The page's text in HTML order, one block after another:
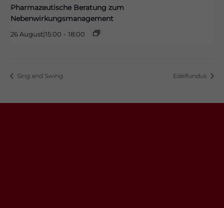
Pharmazeutische Beratung zum
Nebenwirkungsmanagement
26 August|15:00 - 18:00
Sing and Swing Edelfundus